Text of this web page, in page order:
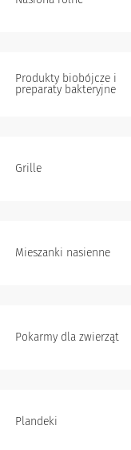
Produkty biobójcze i
preparaty bakteryjne
Grille
Mieszanki nasienne
Pokarmy dla zwierząt
Plandeki